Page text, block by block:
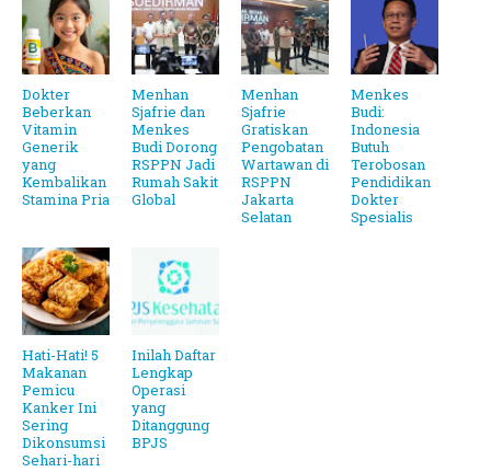
Dokter
Beberkan
Vitamin
Generik
yang
Kembalikan
Stamina Pria
Menhan
Sjafrie dan
Menkes
Budi Dorong
RSPPN Jadi
Rumah Sakit
Global
Menhan
Sjafrie
Gratiskan
Pengobatan
Wartawan di
RSPPN
Jakarta
Selatan
Menkes
Budi:
Indonesia
Butuh
Terobosan
Pendidikan
Dokter
Spesialis
Hati-Hati! 5
Makanan
Pemicu
Kanker Ini
Sering
Dikonsumsi
Sehari-hari
Inilah Daftar
Lengkap
Operasi
yang
Ditanggung
BPJS